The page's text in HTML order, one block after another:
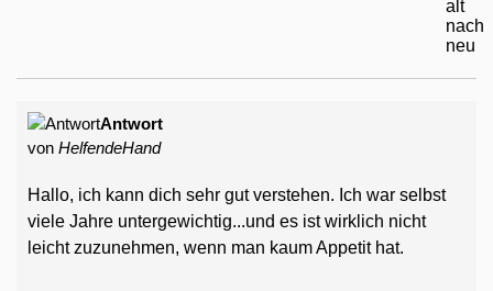
Antwort
von HelfendeHand
Hallo, ich kann dich sehr gut verstehen. Ich war selbst
viele Jahre untergewichtig...und es ist wirklich nicht
leicht zuzunehmen, wenn man kaum Appetit hat.